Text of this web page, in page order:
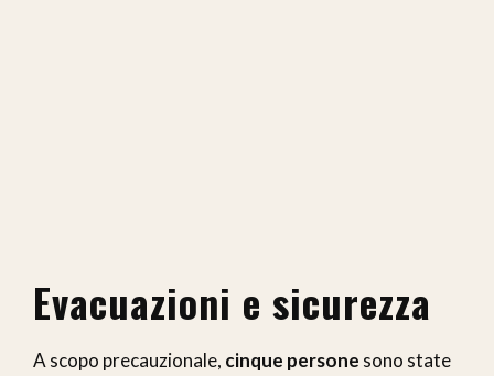
Evacuazioni e sicurezza
A scopo precauzionale, cinque persone sono state